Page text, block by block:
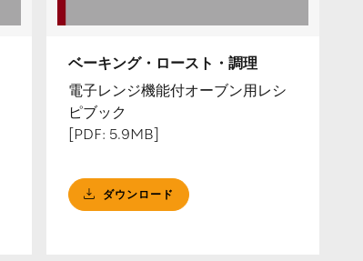
ベーキング・ロースト・調理
電子レンジ機能付オーブン用レシ
ピブック
[PDF: 5.9MB]
ダウンロード